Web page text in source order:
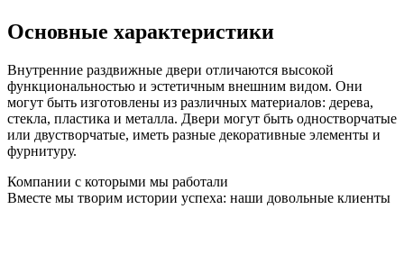
Основные характеристики
Внутренние раздвижные двери отличаются высокой
функциональностью и эстетичным внешним видом. Они
могут быть изготовлены из различных материалов: дерева,
стекла, пластика и металла. Двери могут быть одностворчатые
или двустворчатые, иметь разные декоративные элементы и
фурнитуру.
Компании с которыми мы работали
Вместе мы творим истории успеха: наши довольные клиенты